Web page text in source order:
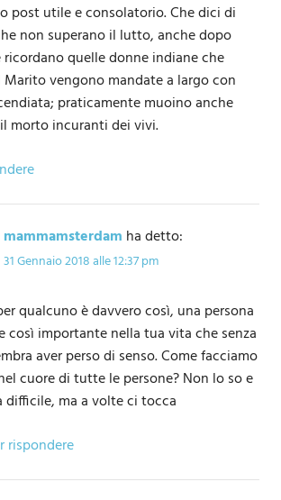
post utile e consolatorio. Che dici di
non superano il lutto, anche dopo
quelle donne indiane che
vengono mandate a largo con
praticamente muoino anche
morto incuranti dei vivi.
mammamsterdam ha detto:
31 Gennaio 2018 alle 12:37 pm
qualcuno è davvero così, una persona
così importante nella tua vita che senza
aver perso di senso. Come facciamo
cuore di tutte le persone? Non lo so e
difficile, ma a volte ci tocca
rispondere